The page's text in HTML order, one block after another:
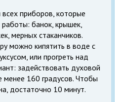
приборов, которые
банок, крышек,
мерных стаканчиков.
можно кипятить в воде с
или прогреть над
задействовать духовой
менее 160 градусов. Чтобы
достаточно 10 минут.